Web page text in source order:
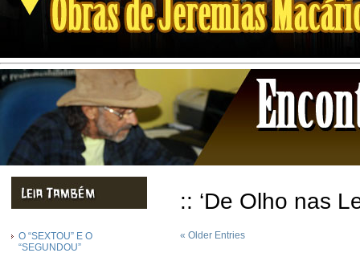
O “SEXTOU” E O
“SEGUNDOU”
:: ‘De Olho nas
« Older Entries